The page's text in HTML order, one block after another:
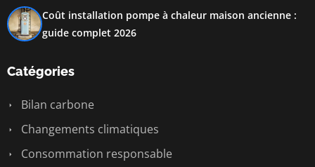
Coût installation pompe à chaleur maison ancienne :
guide complet 2026
Catégories
Bilan carbone
Changements climatiques
Consommation responsable